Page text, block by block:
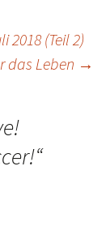
2018 (Teil 2)
das Leben →
“